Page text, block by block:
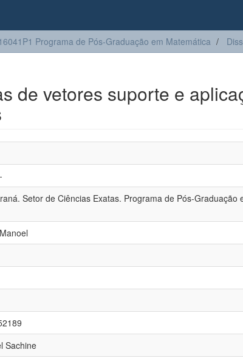
Programa de Pós-Graduação em Matemática
de vetores suporte e
Setor de Ciências Exatas. Programa de Pós-Graduação
Sachine